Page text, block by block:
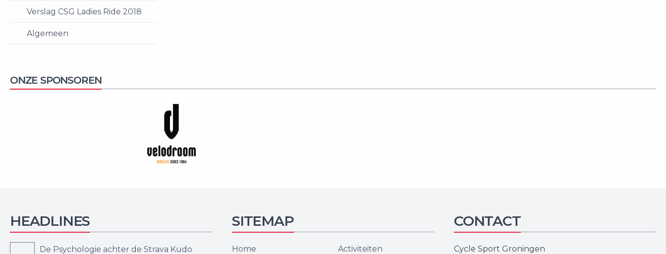
Verslag CSG Ladies Ride 2018
Algemeen
ONZE SPONSOREN
HEADLINES
De Psychologie achter de Strava Kudo
SITEMAP
Home Activiteiten
CONTACT
Cycle Sport Groningen